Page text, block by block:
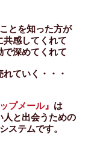
とを知った方が
共感してくれて
で深めてくれて
ていく・・・
プメール』 は
人と出会うための
ステムです。